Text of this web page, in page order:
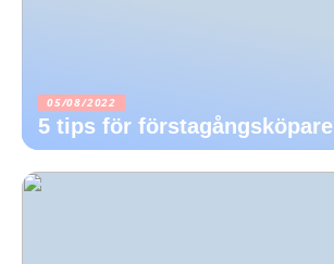
05/08/2022
5 tips för förstagångsköpare